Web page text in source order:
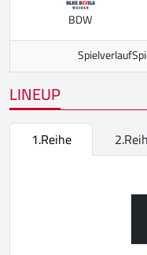
BDW
Spielverlauf
LINEUP
1.Reihe